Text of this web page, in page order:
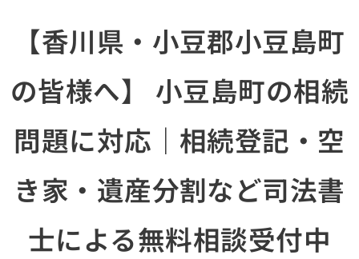
【香川県・小豆郡小豆島町
の皆様へ】 小豆島町の相続
問題に対応｜相続登記・空
き家・遺産分割など司法書
士による無料相談受付中